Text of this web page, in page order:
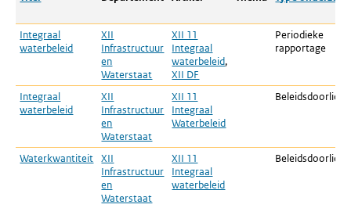
Integraal
waterbeleid
XII
Infrastructuur
en
Waterstaat
XII 11
Integraal
waterbeleid,
XII DF
Periodieke
rapportage
Integraal
waterbeleid
XII
Infrastructuur
en
Waterstaat
XII 11
Integraal
Waterbeleid
Waterkwantiteit
XII
Infrastructuur
en
Waterstaat
XII 11
Integraal
waterbeleid